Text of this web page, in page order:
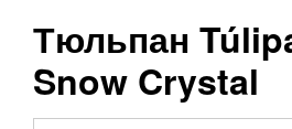
Тюльпан Túlipa
Snow Crystal